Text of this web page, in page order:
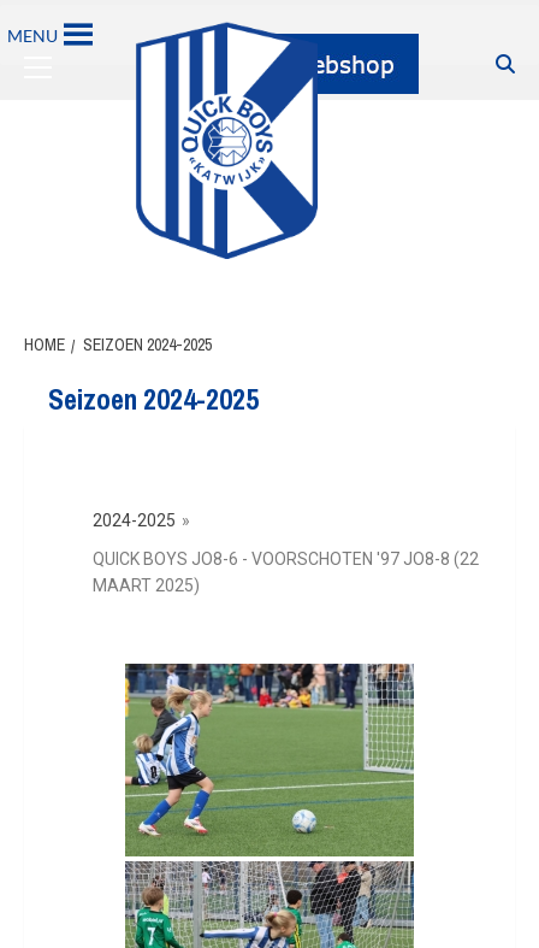
MENU
HOME SEIZOEN 2024-2025
Seizoen 2024-2025
2024-2025 »
QUICK BOYS JO8-6 - VOORSCHOTEN '97 JO8-8 (22
MAART 2025)